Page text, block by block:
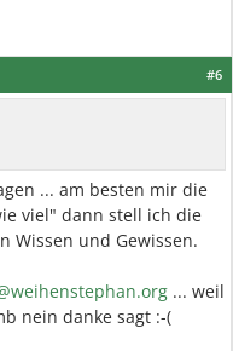
#6
... am besten mir die
viel" dann stell ich die
Wissen und Gewissen.
... weil
nein danke sagt :-(